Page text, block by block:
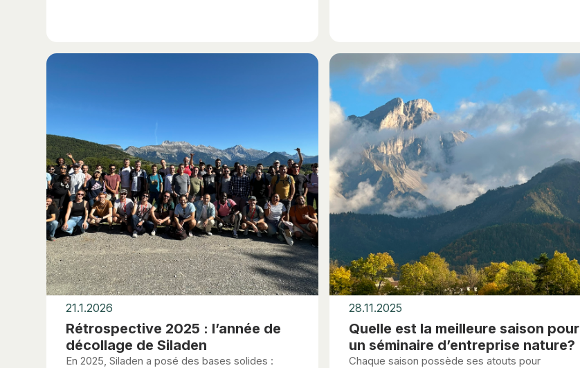
21.1.2026
Rétrospective 2025 : l’année de
décollage de Siladen
En 2025, Siladen a posé des bases solides :
28.11.2025
Quelle est la meilleure saison pour
un séminaire d’entreprise nature?
Chaque saison possède ses atouts pour